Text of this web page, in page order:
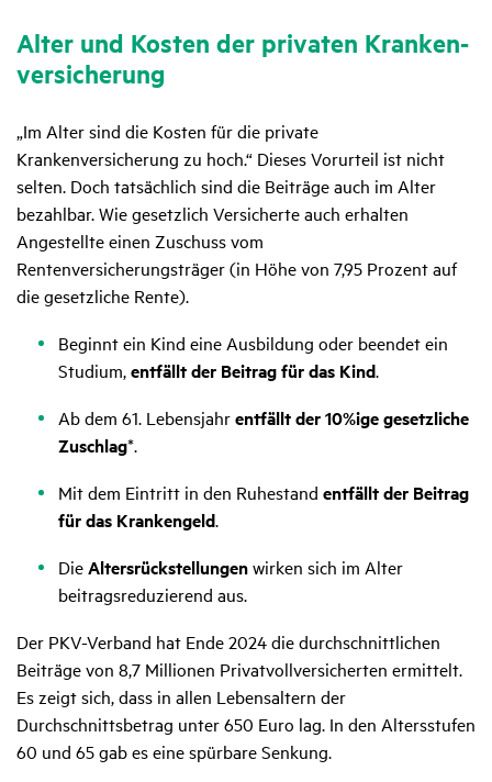
Alter und Kosten der privaten Kran­ken­
ver­si­che­rung
„Im Alter sind die Kosten für die private
Krankenversicherung zu hoch.“ Dieses Vorurteil ist nicht
selten. Doch tatsächlich sind die Beiträge auch im Alter
bezahlbar. Wie gesetzlich Versicherte auch erhalten
Angestellte einen Zuschuss vom
Rentenversicherungsträger (in Höhe von 7,95 Prozent auf
die gesetzliche Rente).
Beginnt ein Kind eine Ausbildung oder beendet ein
Studium,entfällt der Beitrag für das Kind.
Ab dem 61. Lebensjahrentfällt der 10%ige gesetzliche
Zuschlag*.
Mit dem Eintritt in den Ruhestand entfällt der Beitrag
für das Krankengeld.
DieAltersrückstellungenwirken sich im Alter
beitragsreduzierend aus.
Der PKV-Verband hat Ende 2024 die durchschnittlichen
Beiträge von 8,7 Millionen Privatvollversicherten ermittelt.
Es zeigt sich, dass in allen Lebensaltern der
Durchschnittsbetrag unter 650 Euro lag. In den Altersstufen
60 und 65 gab es eine spürbare Senkung.